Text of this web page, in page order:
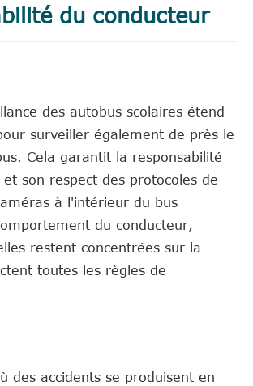
du conducteur
des autobus scolaires étend
surveiller également de près le
Cela garantit la responsabilité
son respect des protocoles de
à l'intérieur du bus
du conducteur,
restent concentrées sur la
toutes les règles de
des accidents se produisent en